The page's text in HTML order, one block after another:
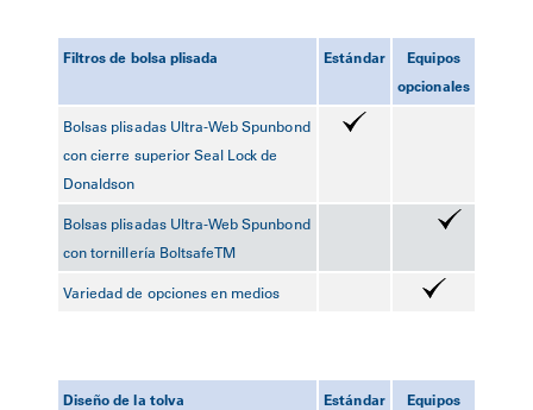
Filtros de bolsa plisada Estándar
Equipos
opcionales
Bolsas plisadas Ultra-Web Spunbond
con cierre superior Seal Lock de
Donaldson
Bolsas plisadas Ultra-Web Spunbond
con tornillería BoltsafeTM
Variedad de opciones en medios
Diseño de la tolva Estándar
Equipos